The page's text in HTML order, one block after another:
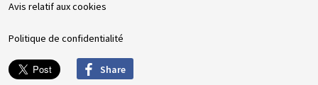
Avis relatif aux cookies
Politique de confidentialité
Share